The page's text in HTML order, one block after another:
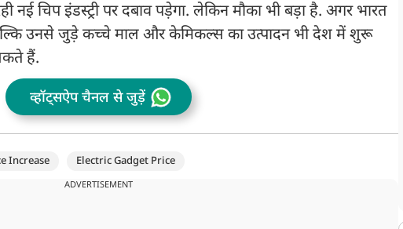
नई चिप इंडस्ट्री पर दबाव पड़ेगा. लेकिन मौका भी बड़ा है. अगर भारत
उनसे जुड़े कच्चे माल और केमिकल्स का उत्पादन भी देश में शुरू
हैं.
व्हॉट्सऐप चैनल से जुड़ें
Increase Electric Gadget Price
ADVERTISEMENT